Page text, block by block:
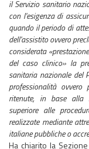
il Servizio sanitario
con l'esigenza di
quando il periodo di
dell'assistito ovvero
considerata
del caso clinico» la
sanitaria nazionale del
professionalità
ritenute, in base alla
superiore alle
realizzate mediante
italiane pubbliche o
Ha chiarito la